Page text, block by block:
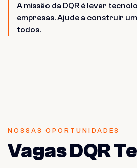
A missão da DQR é levar
empresas. Ajude a construir
todos.
NOSSAS OPORTUNIDADES
Vagas DQR